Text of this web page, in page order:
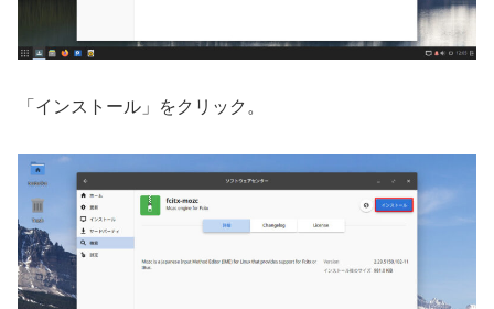
「インストール」をクリック。